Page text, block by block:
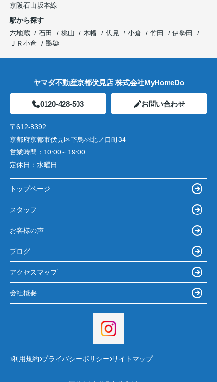
京阪石山坂本線
駅から探す
六地蔵
石田 桃山 木幡 伏見 小倉 竹田
伊勢田
ＪＲ小倉
墨染
ヤマダ不動産京都伏見店 株式会社MyHomeDo
0120-428-503 お問い合わせ
〒612-8392
京都府京都市伏見区下鳥羽北ノ口町34
営業時間： 10:00～19:00
定休日： 水曜日
トップページ
スタッフ
お客様の声
ブログ
アクセスマップ
会社概要
利用規約 プライバシーポリシー サイトマップ